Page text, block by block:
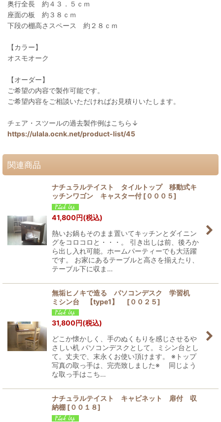
奥行全長 約４３．５ｃｍ
座面の板 約３８ｃｍ
下段の棚高さスペース 約２８ｃｍ
【カラー】
オスモオーク
【オーダー】
ご希望の内容で製作可能です。
ご希望内容をご相談いただければお見積りいたします。
チェア・スツールの過去製作例はこちら↓
https://ulala.ocnk.net/product-list/45
関連商品
ナチュラルテイスト タイルトップ 移動式キ
ッチンワゴン キャスター付 [０００５]
41,800円(税込)
熱いお鍋もそのまま置いてキッチンとダイニン
グをコロコロと・・・。 引き出しは前、後ろか
ら出し入れ可能。ホームパーティーでも大活躍
です。 お家にあるテーブルと高さを揃えたり、
テーブル下に収ま…
無垢ヒノキで造る パソコンデスク 学習机
ミシン台 【type1】
[００２５]
31,800 円(税込)
どこか懐かしく、手のぬくもりを感じさせるや
さしい机 パソコンデスクとして。ミシン台とし
て。丈夫で、末永くお使い頂けます。 ※トップ
写真の取っ手は、完売致しました※ 同じよう
な取っ手はこち…
ナチュラルテイスト キャビネット 扉付 収
納棚 [００１８]